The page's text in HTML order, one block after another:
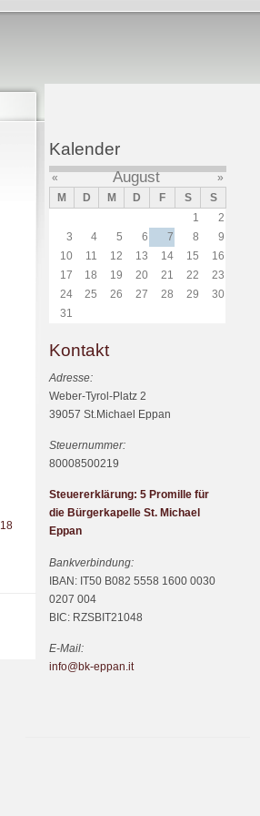
Kalender
« August
»
M
D M D F S
S
1
2
3
4 5 6 7 8
9
10
11 12 13 14 15
16
17
18 19 20 21 22
23
24
25 26 27 28 29
30
31
Kontakt
Adresse:
Weber-Tyrol-Platz 2
39057 St.Michael Eppan
Steuernummer:
80008500219
Steuererklärung: 5 Promille für
die Bürgerkapelle St. Michael
Eppan
Bankverbindung:
IBAN: IT50 B082 5558 1600 0030
0207 004
BIC: RZSBIT21048
E-Mail:
info@bk-eppan.it